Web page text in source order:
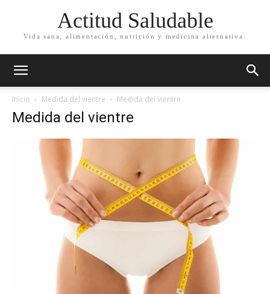
Actitud Saludable
Vida sana, alimentación, nutrición y medicina alternativa.
Inicio Medida del vientre Medida del vientre
Medida del vientre